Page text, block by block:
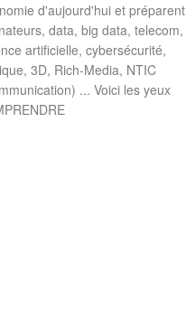
d'aujourd'hui et
data, big data, telecom,
artificielle, cybersécurité,
3D, Rich-Media, NTIC
... Voici les yeux